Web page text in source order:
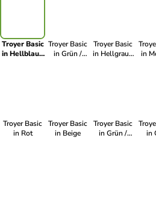
Troyer Basic
in Hellblau /
Troyer Basic
in Grün /
Troyer Basic
in Hellgrau /
in
Troyer Basic
in Rot
Troyer Basic
in Beige
Troyer Basic
in Grün /
in